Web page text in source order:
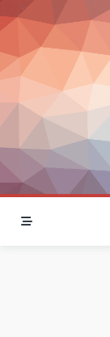
Skip
to
content